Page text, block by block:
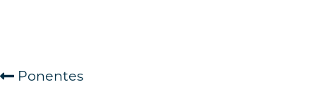
Ponentes